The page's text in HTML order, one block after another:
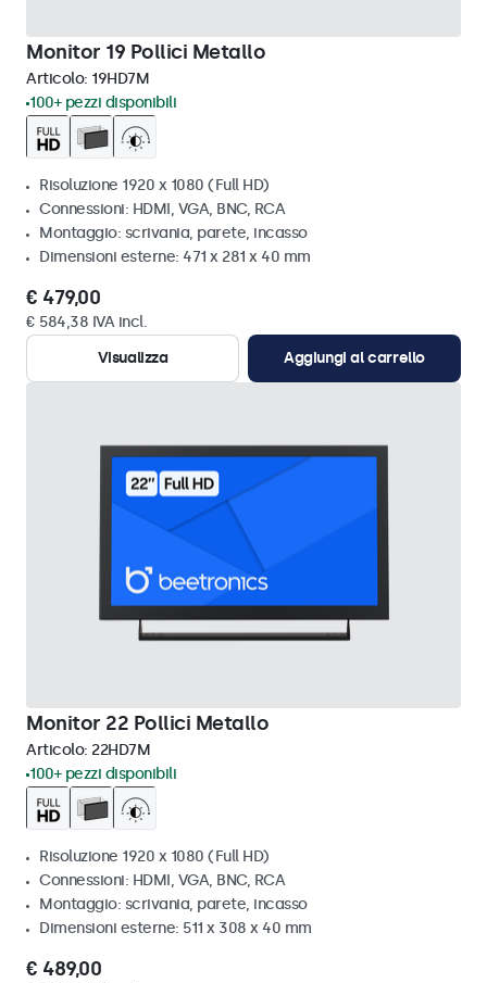
Monitor 19 Pollici Metallo
Articolo: 19HD7M
100+ pezzi disponibili
Risoluzione 1920 x 1080 (Full HD)
Connessioni: HDMI, VGA, BNC, RCA
Montaggio: scrivania, parete, incasso
Dimensioni esterne: 471 x 281 x 40 mm
€ 479,00
€ 584,38 IVA incl.
Visualizza
Aggiungi al carrello
Monitor 22 Pollici Metallo
Articolo: 22HD7M
100+ pezzi disponibili
Risoluzione 1920 x 1080 (Full HD)
Connessioni: HDMI, VGA, BNC, RCA
Montaggio: scrivania, parete, incasso
Dimensioni esterne: 511 x 308 x 40 mm
€ 489,00